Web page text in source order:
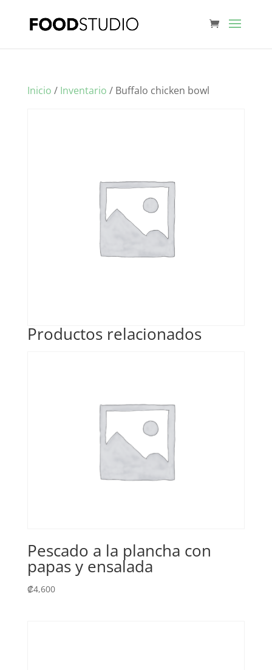
Inicio / Inventario / Buffalo chicken bowl
Productos relacionados
Pescado a la plancha con
papas y ensalada
₡4,600